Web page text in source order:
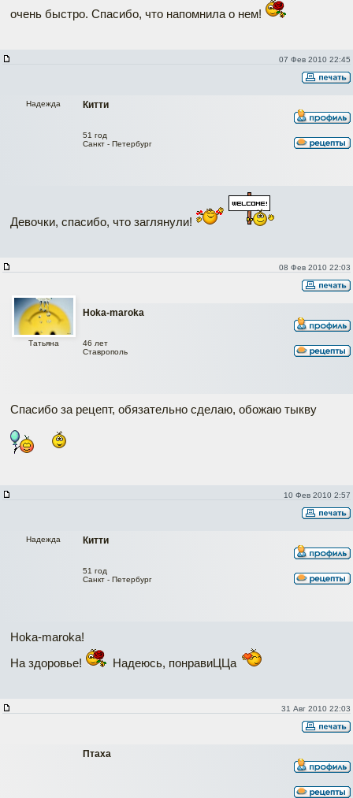
очень быстро. Спасибо, что напомнила о нем!
07 Фев 2010 22:45
Китти
Надежда
51 год
Санкт - Петербург
Девочки, спасибо, что заглянули!
08 Фев 2010 22:03
Hoka-maroka
Татьяна
46 лет
Ставрополь
Спасибо за рецепт, обязательно сделаю, обожаю тыкву
10 Фев 2010 2:57
Китти
Надежда
51 год
Санкт - Петербург
Hoka-maroka!
На здоровье!
Надеюсь, понравиЦЦа
31 Авг 2010 22:03
Птаха